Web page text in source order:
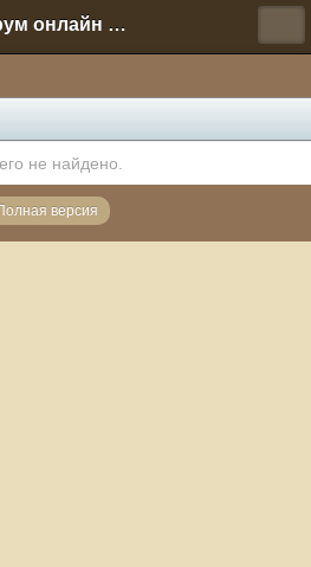
Форум онлайн игры "Новая Эра" (Нюра Биз)
не найдено.
версия